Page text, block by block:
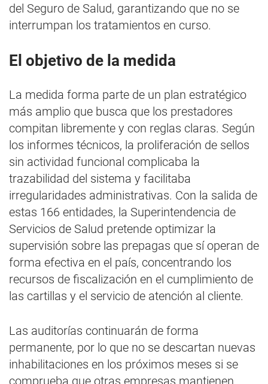
del Seguro de Salud, garantizando que no se
interrumpan los tratamientos en curso.
El objetivo de la medida
La medida forma parte de un plan estratégico
más amplio que busca que los prestadores
compitan libremente y con reglas claras. Según
los informes técnicos, la proliferación de sellos
sin actividad funcional complicaba la
trazabilidad del sistema y facilitaba
irregularidades administrativas. Con la salida de
estas 166 entidades, la Superintendencia de
Servicios de Salud pretende optimizar la
supervisión sobre las prepagas que sí operan de
forma efectiva en el país, concentrando los
recursos de fiscalización en el cumplimiento de
las cartillas y el servicio de atención al cliente.
Las auditorías continuarán de forma
permanente, por lo que no se descartan nuevas
inhabilitaciones en los próximos meses si se